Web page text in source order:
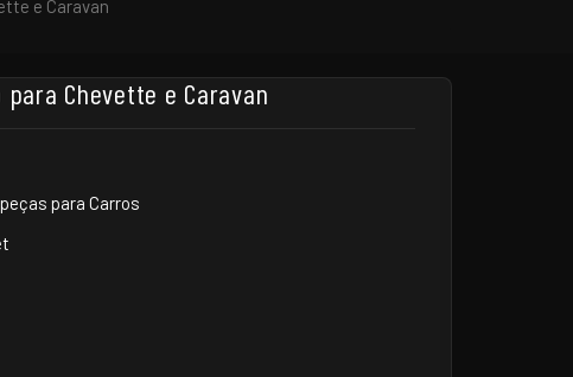
e Caravan
Chevette e Caravan
para Carros